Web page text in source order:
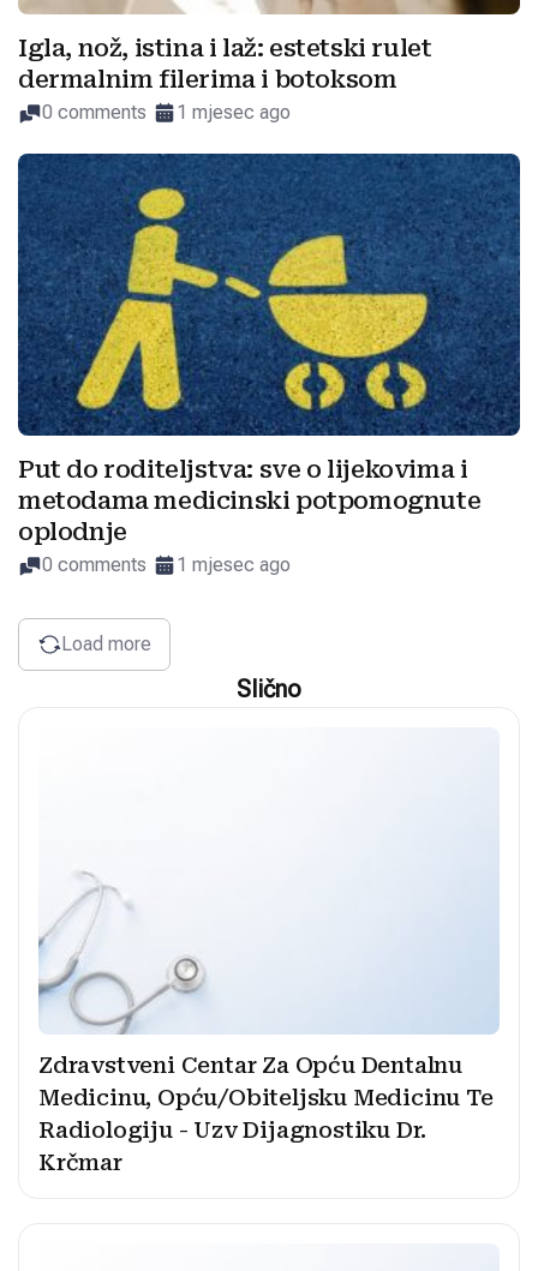
Igla, nož, istina i laž: estetski rulet
dermalnim filerima i botoksom
0 comments 1 mjesec ago
Put do roditeljstva: sve o lijekovima i
metodama medicinski potpomognute
oplodnje
0 comments 1 mjesec ago
Load more
Slično
Zdravstveni Centar Za Opću Dentalnu
Medicinu, Opću/Obiteljsku Medicinu Te
Radiologiju - Uzv Dijagnostiku Dr.
Krčmar